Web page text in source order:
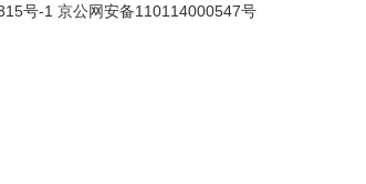
号-1 京公网安备110114000547号